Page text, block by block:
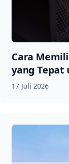
Cara
yang Tepat
17 Juli 2026